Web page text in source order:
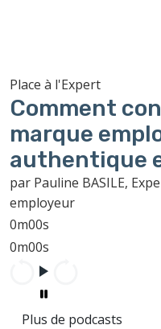
Place à l'Expert
Comment
marque
authentique
par Pauline BASILE,
employeur
0m00s
0m00s
Plus de podcasts